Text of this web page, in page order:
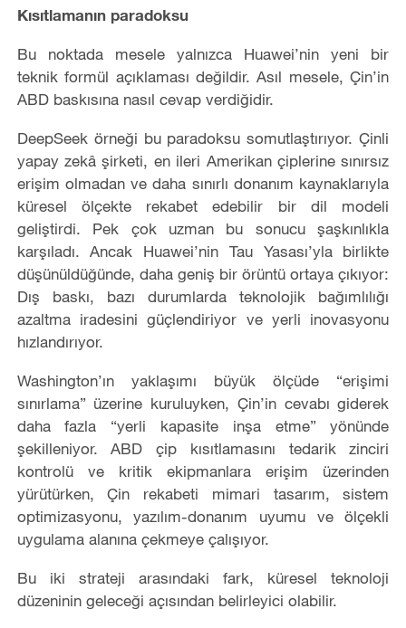
Kısıtlamanın paradoksu
Bu noktada mesele yalnızca Huawei’nin yeni bir
teknik formül açıklaması değildir. Asıl mesele, Çin’in
ABD baskısına nasıl cevap verdiğidir.
DeepSeek örneği bu paradoksu somutlaştırıyor. Çinli
yapay zekâ şirketi, en ileri Amerikan çiplerine sınırsız
erişim olmadan ve daha sınırlı donanım kaynaklarıyla
küresel ölçekte rekabet edebilir bir dil modeli
geliştirdi. Pek çok uzman bu sonucu şaşkınlıkla
karşıladı. Ancak Huawei’nin Tau Yasası’yla birlikte
düşünüldüğünde, daha geniş bir örüntü ortaya çıkıyor:
Dış baskı, bazı durumlarda teknolojik bağımlılığı
azaltma iradesini güçlendiriyor ve yerli inovasyonu
hızlandırıyor.
Washington’ın yaklaşımı büyük ölçüde “erişimi
sınırlama” üzerine kuruluyken, Çin’in cevabı giderek
daha fazla “yerli kapasite inşa etme” yönünde
şekilleniyor. ABD çip kısıtlamasını tedarik zinciri
kontrolü ve kritik ekipmanlara erişim üzerinden
yürütürken, Çin rekabeti mimari tasarım, sistem
optimizasyonu, yazılım-donanım uyumu ve ölçekli
uygulama alanına çekmeye çalışıyor.
Bu iki strateji arasındaki fark, küresel teknoloji
düzeninin geleceği açısından belirleyici olabilir.